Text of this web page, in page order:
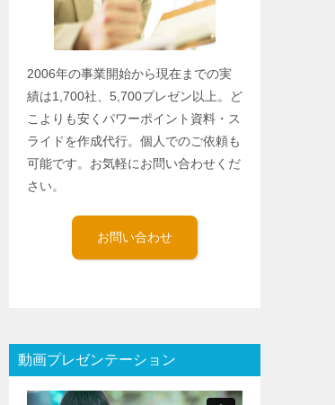
2006年の事業開始から現在までの実
績は1,700社、5,700プレゼン以上。ど
こよりも安くパワーポイント資料・ス
ライドを作成代行。個人でのご依頼も
可能です。お気軽にお問い合わせくだ
さい。
お問い合わせ
動画プレゼンテーション